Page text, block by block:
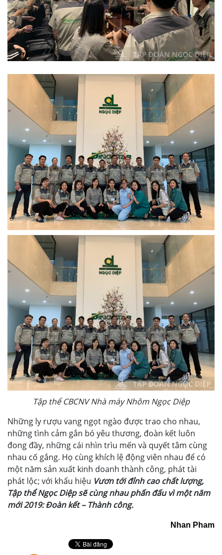
Tập thể CBCNV Nhà máy Nhôm Ngọc Diệp
Những ly rượu vang ngọt ngào được trao cho nhau,
những tình cảm gắn bó yêu thương, đoàn kết luôn
đong đầy, những cái nhìn trìu mến và quyết tâm cùng
nhau cố gắng. Họ cùng khích lệ động viên nhau để có
một năm sản xuất kinh doanh thành công, phát tài
phát lộc; với khẩu hiệu Vươn tới đỉnh cao chất lượng,
Tập thể Ngọc Diệp sẽ cùng nhau phấn đấu vì một năm
mới 2019: Đoàn kết – Thành công.
Nhan Pham